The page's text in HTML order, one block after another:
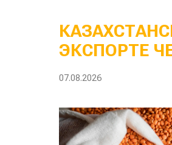
ЭКСПОРТЕ
07.08.2026